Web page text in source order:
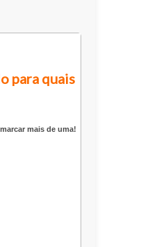
para quais
mais de uma!